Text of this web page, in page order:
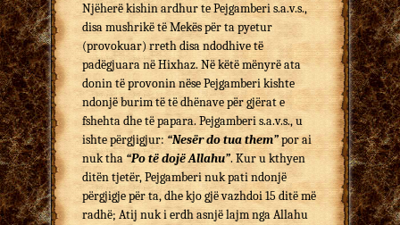
Njëherë kishin ardhur te Pejgamberi s.a.v.s.,
disa mu­sh­rikë të Mekës për ta pyetur
(provokuar) rreth disa ndo­dhive të
padëgjuara në Hixhaz. Në këtë mënyrë ata
donin të provonin nëse Pejgamberi kishte
ndonjë burim të të dhë­nave për gjërat e
fshehta dhe të papara. Pejgamberi s.a.v.s., u
ishte përgjigjur: “Nesër do tua them”por ai
nuk tha “Po të dojë Allahu”. Kur u kthyen
ditën tjetër, Pejgamberi nuk pati ndonjë
përgjigje për ta, dhe kjo gjë vazhdoi 15 ditë më
radhë; Atij nuk i erdh asnjë lajm nga Allahu